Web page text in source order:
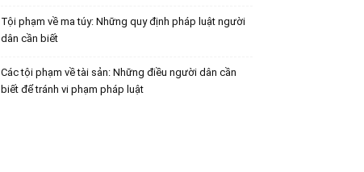
Tội phạm về ma túy: Những quy định pháp luật người
dân cần biết
Các tội phạm về tài sản: Những điều người dân cần
biết để tránh vi phạm pháp luật